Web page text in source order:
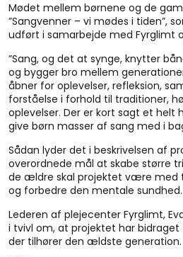
Mødet mellem børnene og de
”Sangvenner – vi mødes i tiden”,
udført i samarbejde med Fyrglimt
”Sang, og det at synge, knytter
og bygger bro mellem
åbner for oplevelser, refleksion,
forståelse i forhold til traditioner,
oplevelser. Der er kort sagt et helt
give børn masser af sang med i
Sådan lyder det i beskrivelsen af
overordnede mål at skabe større
de ældre skal projektet være med
og forbedre den mentale sundhed.
Lederen af plejecenter Fyrglimt,
i tvivl om, at projektet har
der tilhører den ældste generation.